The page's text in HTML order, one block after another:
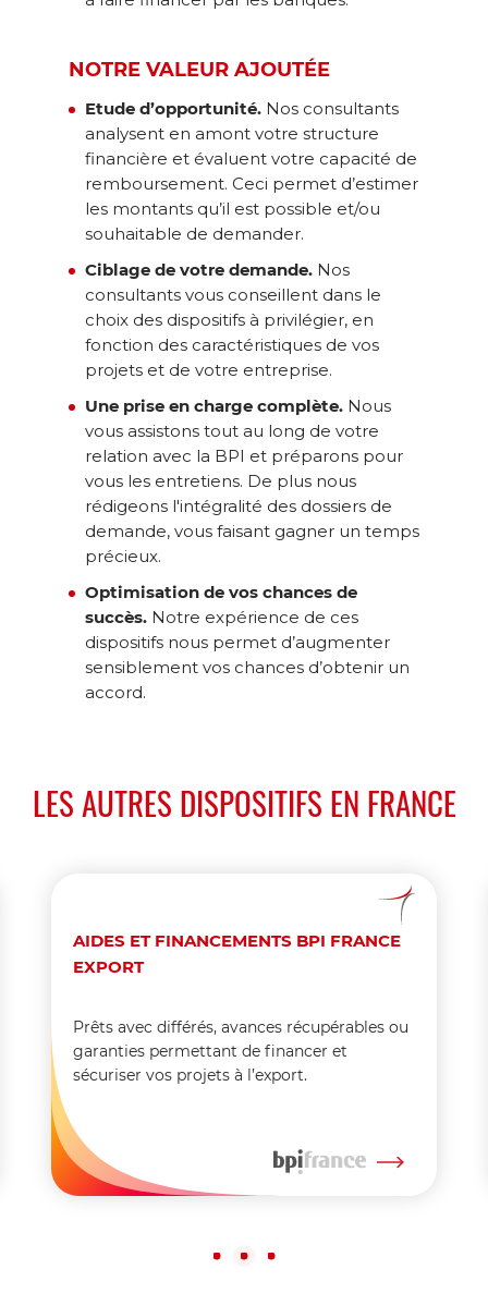
NOTRE VALEUR AJOUTÉE
Etude d’opportunité.Nos consultants
analysent en amont votre structure
financière et évaluent votre capacité de
remboursement. Ceci permet d’estimer
les montants qu’il est possible et/ou
souhaitable de demander.
Ciblage de votre demande.Nos
consultants vous conseillent dans le
choix des dispositifs à privilégier, en
fonction des caractéristiques de vos
projets et de votre entreprise.
Une prise en charge complète.Nous
vous assistons tout au long de votre
relation avec la BPI et préparons pour
vous les entretiens. De plus nous
rédigeons l'intégralité des dossiers de
demande, vous faisant gagner un temps
précieux.
Optimisation de vos chances de
succès.Notre expérience de ces
dispositifs nous permet d’augmenter
sensiblement vos chances d’obtenir un
accord.
LES AUTRES DISPOSITIFS EN FRANCE
AIDES ET FINANCEMENTS BPI FRANCE
EXPORT
Prêts avec différés, avances récupérables ou
garanties permettant de financer et
sécuriser vos projets à l’export.